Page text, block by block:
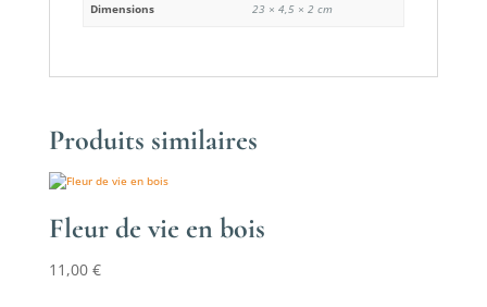
Dimensions 23 × 4,5 × 2 cm
Produits similaires
Fleur de vie en bois
11,00 €